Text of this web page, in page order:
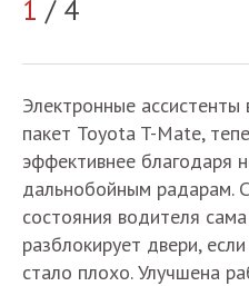
1 / 4
Электронные
пакет Toyota T-Mate,
эффективнее благодаря
дальнобойным радарам.
состояния водителя
разблокирует двери,
стало плохо. Улучшена